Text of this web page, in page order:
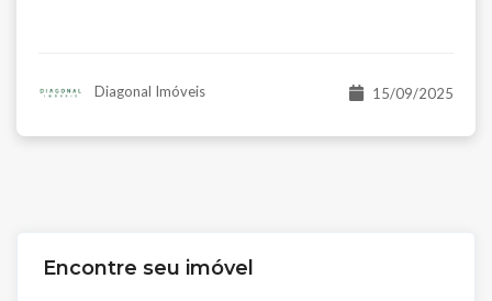
Encontre seu imóvel
Diagonal Imóveis 15/09/2025